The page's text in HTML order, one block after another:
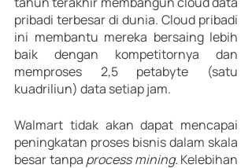
pribadi terbesar di dunia. Cloud pribadi
ini membantu mereka bersaing lebih
baik dengan kompetitornya dan
memproses 2,5 petabyte (satu
kuadriliun) data setiap jam.
Walmart tidak akan dapat mencapai
peningkatan proses bisnis dalam skala
besar tanpa process mining.